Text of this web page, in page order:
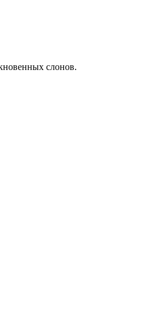
слонов.